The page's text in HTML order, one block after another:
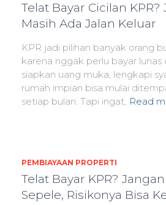
Telat Bayar Cicilan KPR?
Masih Ada Jalan Keluar
KPR jadi pilihan banyak orang
karena nggak perlu bayar lunas
siapkan uang muka, lengkapi
rumah impian bisa mulai
setiap bulan. Tapi ingat, Read
PEMBIAYAAN PROPERTI
Telat Bayar KPR?
Sepele, Risikonya Bisa